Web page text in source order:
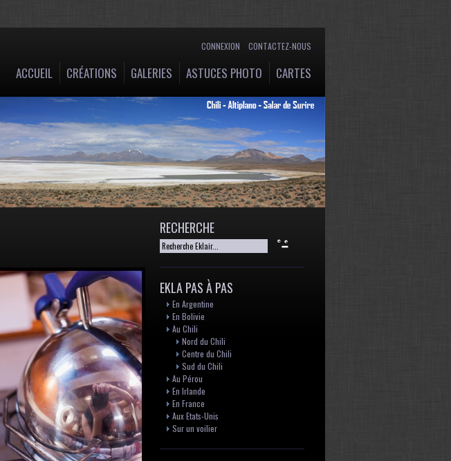
CONNEXION CONTACTEZ-NOUS
ACCUEIL CRÉATIONS GALERIES ASTUCES PHOTO CARTES
RECHERCHE
EKLA PAS À PAS
En Argentine
En Bolivie
Au Chili
Nord du Chili
Centre du Chili
Sud du Chili
Au Pérou
En Irlande
En France
Aux Etats-Unis
Sur un voilier